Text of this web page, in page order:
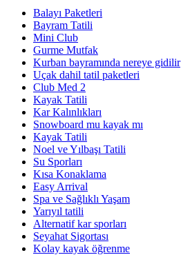
Balayı Paketleri
Bayram Tatili
Mini Club
Gurme Mutfak
Kurban bayramında nereye gidilir
Uçak dahil tatil paketleri
Club Med 2
Kayak Tatili
Kar Kalınlıkları
Snowboard mu kayak mı
Kayak Tatili
Noel ve Yılbaşı Tatili
Su Sporları
Kısa Konaklama
Easy Arrival
Spa ve Sağlıklı Yaşam
Yarıyıl tatili
Alternatif kar sporları
Seyahat Sigortası
Kolay kayak öğrenme